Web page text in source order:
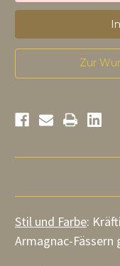
Zur
Stil und Farbe:
Armagnac-Fässern